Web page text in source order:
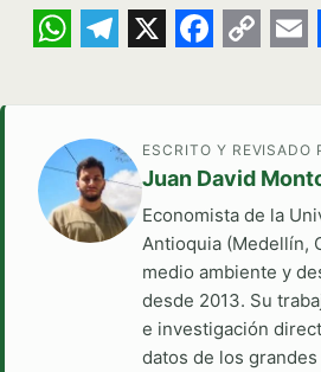
ESCRITO Y REVISADO
Juan David
Economista de la
Antioquia (Medellín,
medio ambiente y
desde 2013. Su
e investigación
datos de los